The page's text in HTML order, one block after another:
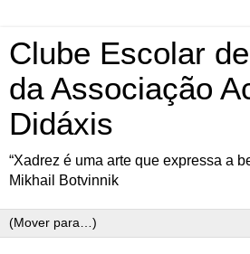
Clube Escolar
da Associação
Didáxis
“Xadrez é uma arte que expressa a
Mikhail Botvinnik